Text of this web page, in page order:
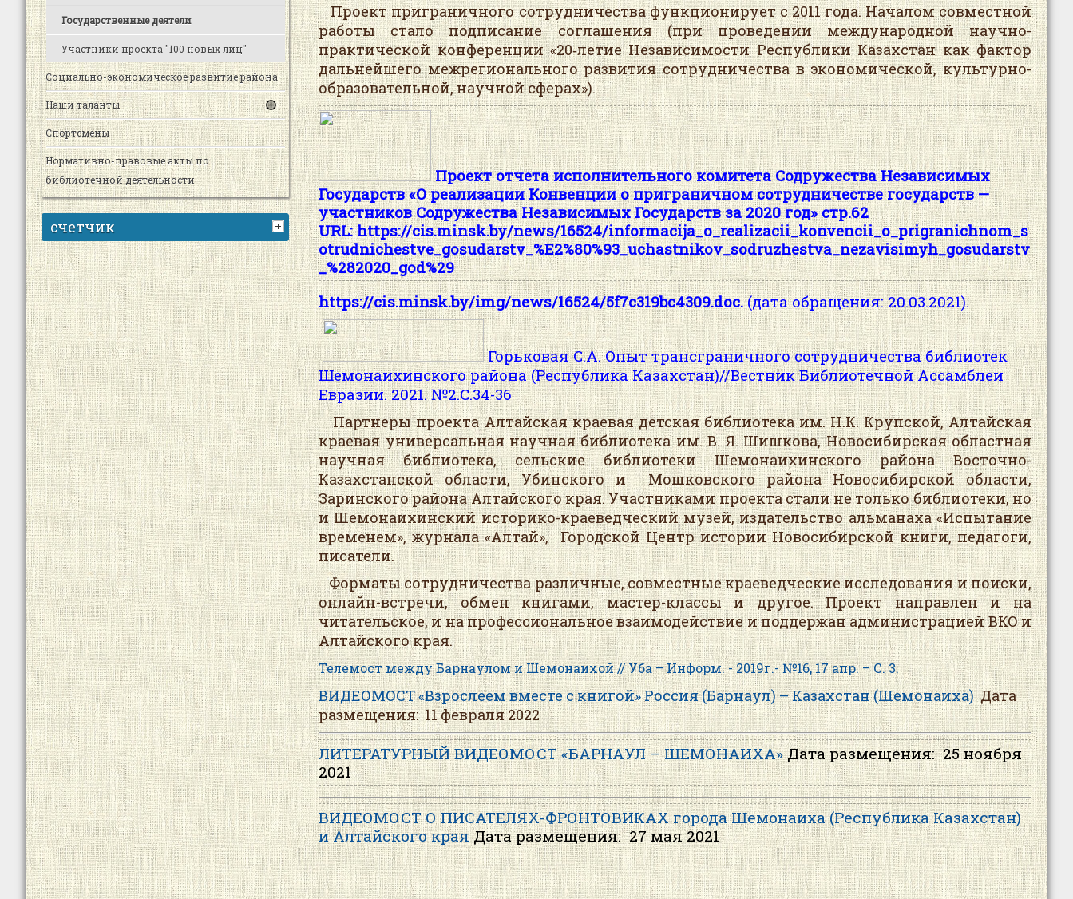
Государственные деятели
Участники проекта "100 новых лиц"
Социально-экономическое развитие района
Наши таланты
Спортсмены
Нормативно-правовые акты по
библиотечной деятельности
счетчик
Проект приграничного сотрудничества функционирует с 2011 года. Началом совместной
работы стало подписание соглашения (при проведении международной научно-
практической конференции «20‑летие Независимости Республики Казахстан как фактор
дальнейшего межрегионального развития сотрудничества в экономической, культурно-
образовательной, научной сферах»).
Проект отчета исполнительного комитета Содружества Независимых
Государств «О реализации Конвенции о приграничном сотрудничестве государств —
участников Содружества Независимых Государств за 2020 год» стр.62
URL:https://cis.minsk.by/news/16524/informacija_o_realizacii_konvencii_o_prigranichnom_s
otrudnichestve_gosudarstv_%E2%80%93_uchastnikov_sodruzhestva_nezavisimyh_gosudarstv
_%282020_god%29
https://cis.minsk.by/img/news/16524/5f7c319bc4309.doc.(дата обращения: 20.03.2021).
Горьковая С.А. Опыт трансграничного сотрудничества библиотек
Шемонаихинского района (Республика Казахстан)//Вестник Библиотечной Ассамблеи
Евразии. 2021. №2.С.34-36
Партнеры проекта Алтайская краевая детская библиотека им. Н.К. Крупской, Алтайская
краевая универсальная научная библиотека им. В. Я. Шишкова, Новосибирская областная
научная библиотека, сельские библиотеки Шемонаихинского района Восточно-
Казахстанской области, Убинского и Мошковского района Новосибирской области,
Заринского района Алтайского края. Участниками проекта стали не только библиотеки, но
и Шемонаихинский историко-краеведческий музей, издательство альманаха «Испытание
временем», журнала «Алтай», Городской Центр истории Новосибирской книги, педагоги,
писатели.
Форматы сотрудничества различные, совместные краеведческие исследования и поиски,
онлайн-встречи, обмен книгами, мастер-классы и другое. Проект направлен и на
читательское, и на профессиональное взаимодействие и поддержан администрацией ВКО и
Алтайского края.
Телемост между Барнаулом и Шемонаихой // Уба – Информ. - 2019г.- №16, 17 апр. – С. 3.
ВИДЕОМОСТ «Взрослеем вместе с книгой» Россия (Барнаул) – Казахстан (Шемонаиха)Дата
размещения:11 февраля 2022
ЛИТЕРАТУРНЫЙ ВИДЕОМОСТ «БАРНАУЛ – ШЕМОНАИХА»Дата размещения:25 ноября
2021
ВИДЕОМОСТ О ПИСАТЕЛЯХ-ФРОНТОВИКАХ города Шемонаиха (Республика Казахстан)
и Алтайского краяДата размещения:27 мая 2021